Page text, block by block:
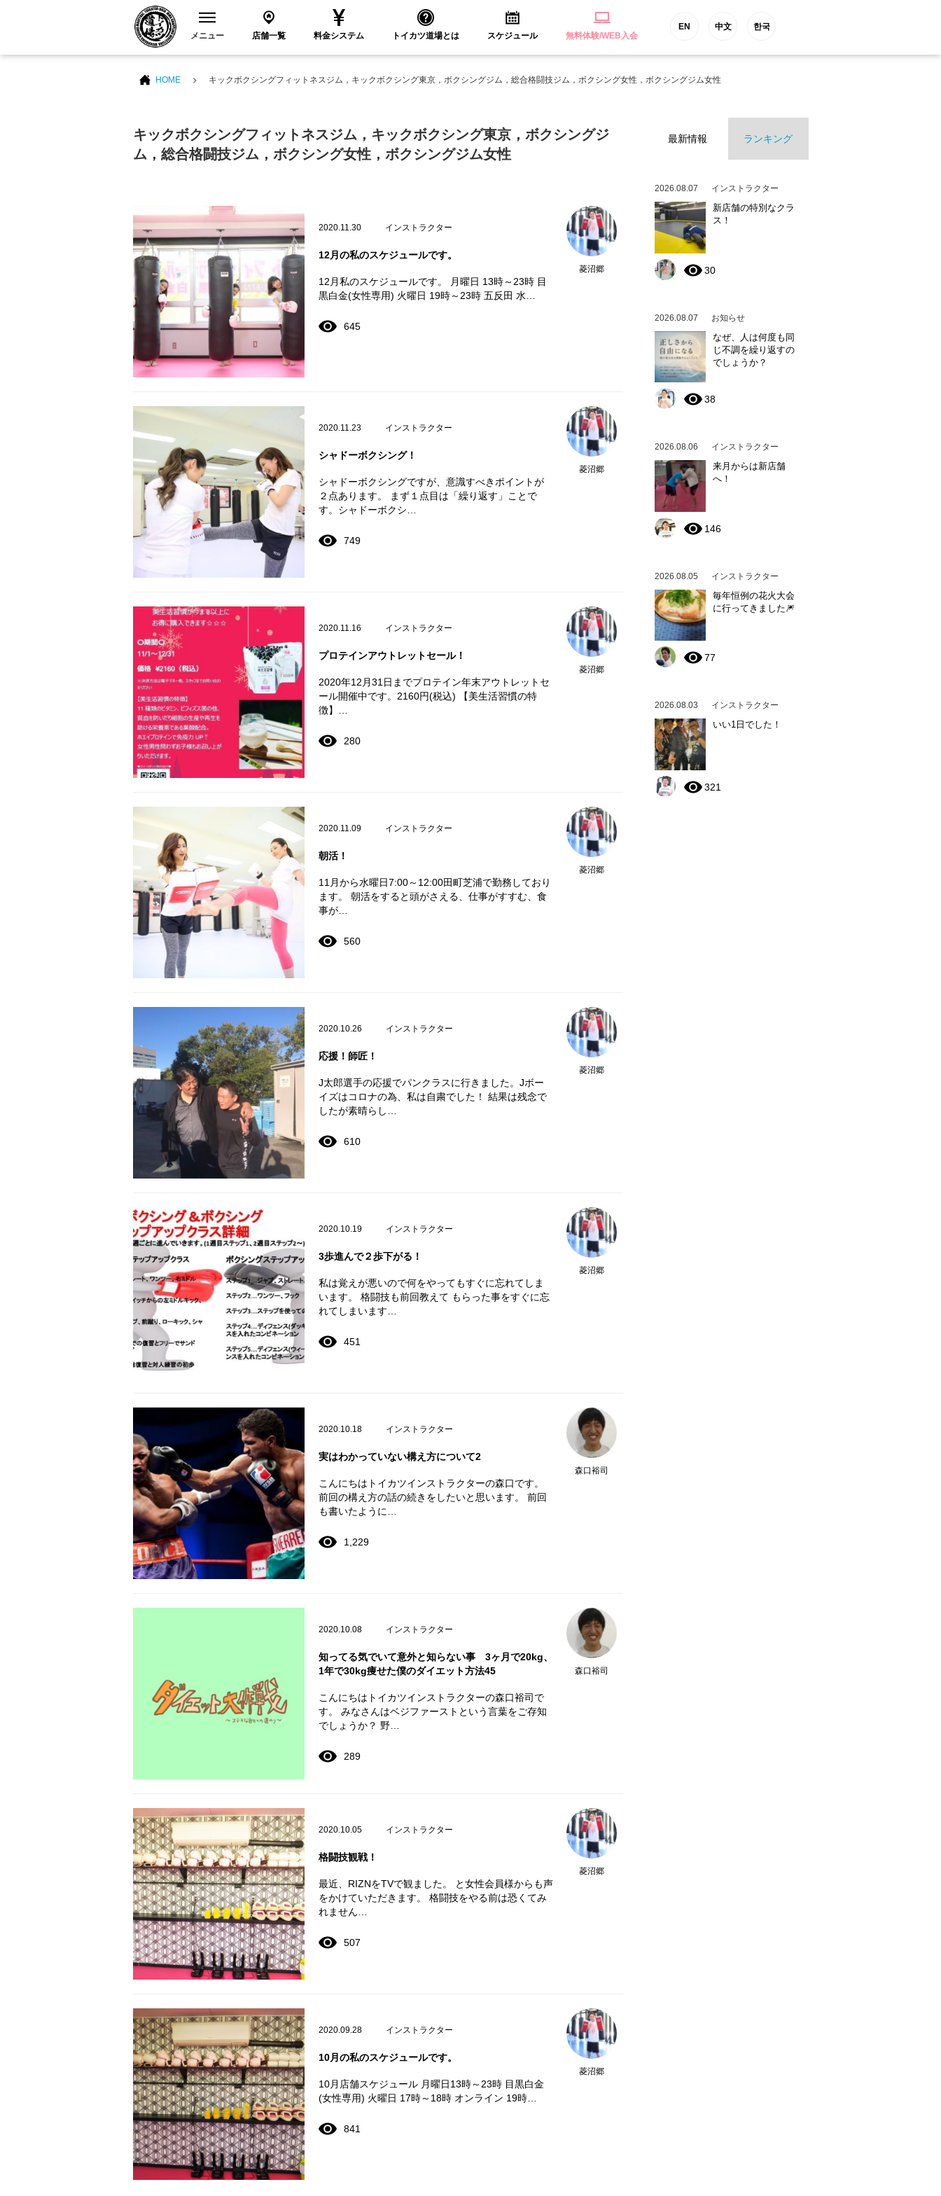
メニュー 店舗一覧 料金システム トイカツ道場とは スケジュール 無料体験/WEB入会
EN 中文 한국
HOME キックボクシングフィットネスジム，キックボクシング東京，ボクシングジム，総合格闘技ジム，ボクシング女性，ボクシングジム女性
キックボクシングフィットネスジム，キックボクシング東京，ボクシングジ
ム，総合格闘技ジム，ボクシング女性，ボクシングジム女性
2020.11.30 インストラクター
菱沼郷
12月の私のスケジュールです。
12月私のスケジュールです。 月曜日 13時～23時 目
黒白金(女性専用) 火曜日 19時～23時 五反田 水…
645
2020.11.23 インストラクター
菱沼郷
シャドーボクシング！
シャドーボクシングですが、意識すべきポイントが
２点あります。 まず１点目は「繰り返す」ことで
す。シャドーボクシ…
749
2020.11.16 インストラクター
菱沼郷
プロテインアウトレットセール！
2020年12月31日までプロテイン年末アウトレットセ
ール開催中です。2160円(税込) 【美生活習慣の特
徴】…
280
2020.11.09 インストラクター
菱沼郷
朝活！
11月から水曜日7:00～12:00田町芝浦で勤務しており
ます。 朝活をすると頭がさえる、仕事がすすむ、食
事が…
560
2020.10.26 インストラクター
菱沼郷
応援！師匠！
J太郎選手の応援でパンクラスに行きました。Jボー
イズはコロナの為、私は自粛でした！ 結果は残念で
したが素晴らし…
610
2020.10.19 インストラクター
菱沼郷
3歩進んで２歩下がる！
私は覚えが悪いので何をやってもすぐに忘れてしま
います。 格闘技も前回教えて もらった事をすぐに忘
れてしまいます…
451
2020.10.18 インストラクター
森口裕司
実はわかっていない構え方について2
こんにちはトイカツインストラクターの森口です。
前回の構え方の話の続きをしたいと思います。 前回
も書いたように…
1,229
2020.10.08 インストラクター
森口裕司
知ってる気でいて意外と知らない事 3ヶ月で20kg、
1年で30kg痩せた僕のダイエット方法45
こんにちはトイカツインストラクターの森口裕司で
す。 みなさんはベジファーストという言葉をご存知
でしょうか？ 野…
289
2020.10.05 インストラクター
菱沼郷
格闘技観戦！
最近、RIZNをTVで観ました。 と女性会員様からも声
をかけていただきます。 格闘技をやる前は恐くてみ
れません…
507
2020.09.28 インストラクター
菱沼郷
10月の私のスケジュールです。
10月店舗スケジュール 月曜日13時～23時 目黒白金
(女性専用) 火曜日 17時～18時 オンライン 19時…
841
最新情報 ランキング
2026.08.07 インストラクター
新店舗の特別なクラ
ス！
30
2026.08.07 お知らせ
なぜ、人は何度も同
じ不調を繰り返すの
でしょうか？
38
2026.08.06 インストラクター
来月からは新店舗
へ！
146
2026.08.05 インストラクター
毎年恒例の花火大会
に行ってきました🎆
77
2026.08.03 インストラクター
いい1日でした！
321